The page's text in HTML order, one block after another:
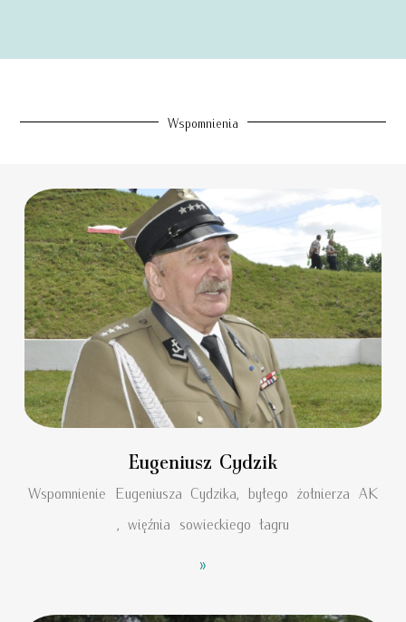
Wspomnienia
Eugeniusz Cydzik
Wspomnienie Eugeniusza Cydzika, byłego żołnierza AK
, więźnia sowieckiego łagru
»